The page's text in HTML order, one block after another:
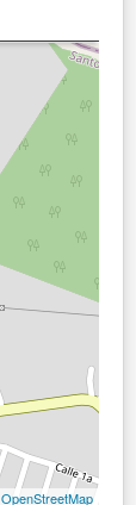
OpenStreetMap